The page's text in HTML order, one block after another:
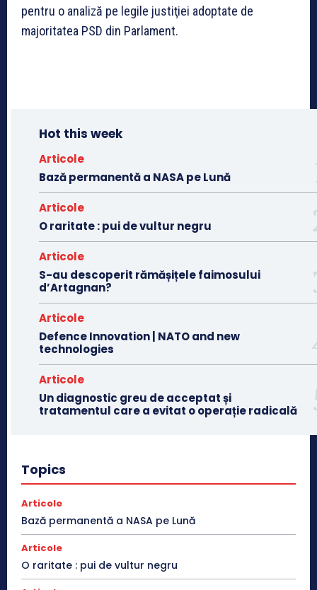
pentru o analiză pe legile justiţiei adoptate de
majoritatea PSD din Parlament.
Hot this week
Articole
Bază permanentă a NASA pe Lună
Articole
O raritate : pui de vultur negru
Articole
S-au descoperit rămășițele faimosului
d’Artagnan?
Articole
Defence Innovation | NATO and new
technologies
Articole
Un diagnostic greu de acceptat și
tratamentul care a evitat o operație radicală
Topics
Articole
Bază permanentă a NASA pe Lună
Articole
O raritate : pui de vultur negru